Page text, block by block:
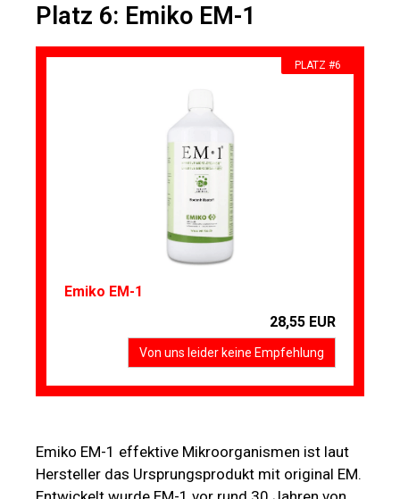
Platz 6: Emiko EM-1
PLATZ #6
Emiko EM-1
28,55 EUR
Von uns leider keine Empfehlung
Emiko EM-1 effektive Mikroorganismen ist laut
Hersteller das Ursprungsprodukt mit original EM.